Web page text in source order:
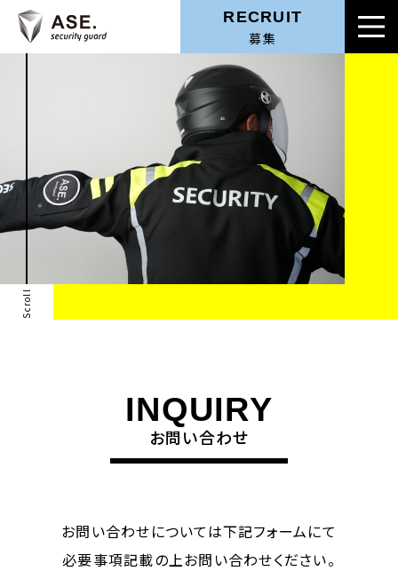
RECRUIT
募集
Scroll
INQUIRY
お問い合わせ
お問い合わせについては下記フォームにて
必要事項記載の上お問い合わせください。